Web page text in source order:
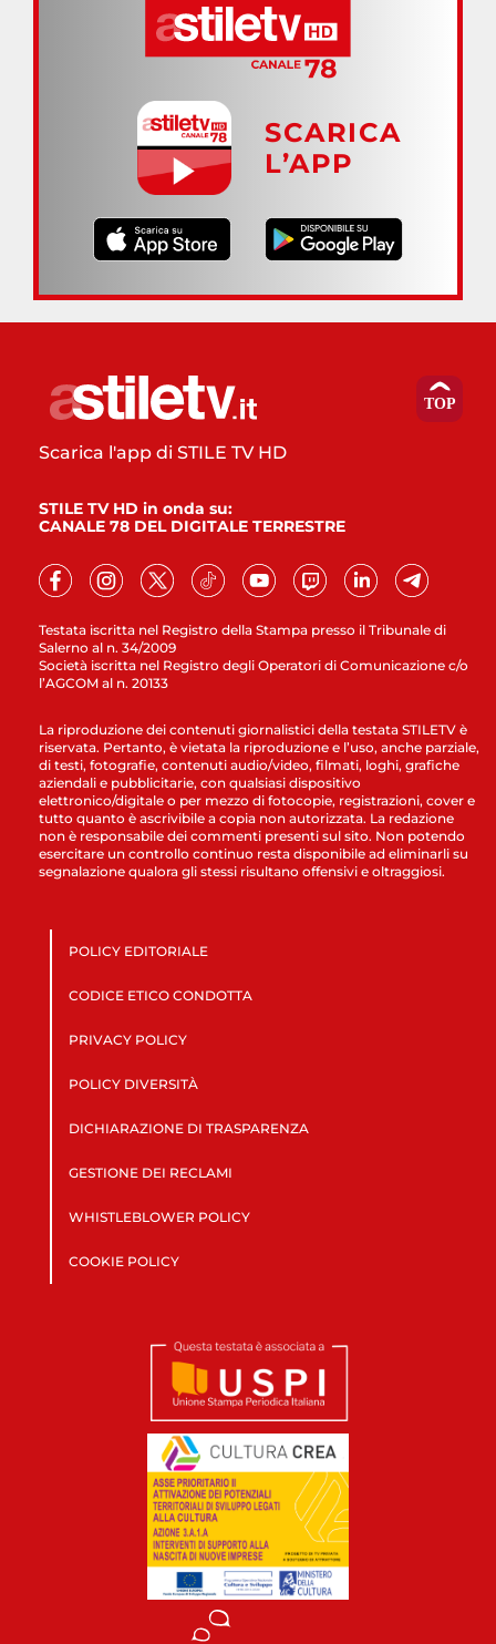
SCARICA
L’APP
Testata iscritta nel Registro della Stampa presso il Tribunale di
Salerno al n. 34/2009
Società iscritta nel Registro degli Operatori di Comunicazione c/o
l’AGCOM al n. 20133
Scarica l'app di STILE TV HD
STILE TV HD in onda su:
CANALE 78 DEL DIGITALE TERRESTRE
La riproduzione dei contenuti giornalistici della testata STILETV è
riservata. Pertanto, è vietata la riproduzione e l’uso, anche parziale,
di testi, fotografie, contenuti audio/video, filmati, loghi, grafiche
aziendali e pubblicitarie, con qualsiasi dispositivo
elettronico/digitale o per mezzo di fotocopie, registrazioni, cover e
tutto quanto è ascrivibile a copia non autorizzata. La redazione
non è responsabile dei commenti presenti sul sito. Non potendo
esercitare un controllo continuo resta disponibile ad eliminarli su
segnalazione qualora gli stessi risultano offensivi e oltraggiosi.
POLICY EDITORIALE
CODICE ETICO CONDOTTA
PRIVACY POLICY
POLICY DIVERSITÀ
DICHIARAZIONE DI TRASPARENZA
GESTIONE DEI RECLAMI
WHISTLEBLOWER POLICY
COOKIE POLICY